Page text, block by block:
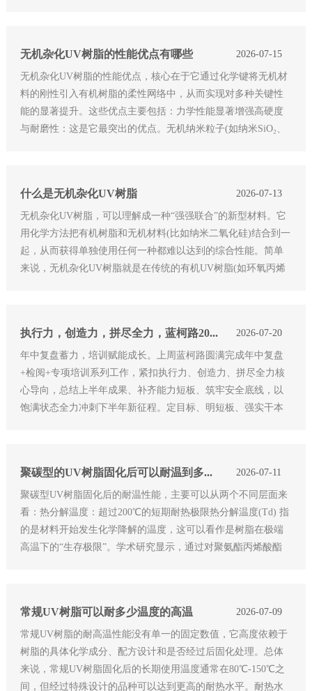
无机杂化UV树脂的性能优点有哪些 2026-07-15
无机杂化UV树脂的性能优点，核心在于它通过化学键将无机材
料的刚性引入有机树脂的柔性网络中，从而实现对多种关键性
能的显著提升。这些优点主要包括：力学性能显著增强高硬度
与耐磨性：这是它最突出的优点。无机纳米粒子(如纳米SiO₂、
什么是无机杂化UV树脂 2026-07-13
无机杂化UV树脂，可以理解成一种“强强联合”的新型材料。它
用化学方法把有机树脂和无机材料(比如纳米二氧化硅)结合到一
起，从而获得单独使用任何一种都难以达到的综合性能。简单
来说，无机杂化UV树脂就是在传统的有机UV树脂(如环氧丙烯
执行力，创造力，拼尽全力，蓝柯路2026上半年工作成绩复盘与检阅 2026-07-20
年中复盘蓄力，培训赋能成长。上周蓝柯路圆满完成年中复盘
+检阅+专项培训系列工作，紧扣执行力、创造力、拼尽全力核
心导向，总结上半年成果、补齐能力短板、筑牢安全底线，以
饱满状态全力冲刺下半年新征程。定目标、明短板、强实干本
聚碳型的UV树脂固化后可以耐温到多少度 2026-07-11
聚碳型UV树脂固化后的耐温性能，主要可以从两个不同层面来
看：热分解温度：超过200℃的短期耐热极限热分解温度(Td) 指
的是材料开始发生化学降解的温度，这可以看作是树脂在极端
高温下的“生存极限”。学术研究显示，通过对聚氨酯丙烯酸酯
常规UV树脂可以耐多少温度的高温 2026-07-09
常规UV树脂的耐高温性能没有单一的固定数值，它高度依赖于
树脂的具体化学成分、配方设计和是否经过后固化处理。总体
来说，常规UV树脂固化后的长期使用温度通常在80℃-150℃之
间，但经过特殊设计的品种可以达到更高的耐热水平。耐热水